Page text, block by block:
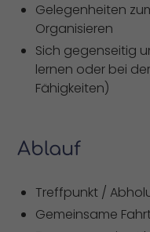
Gelegenheiten
Organisieren
Sich gegenseitig
lernen oder bei
Fähigkeiten)
Ablauf
Treffpunkt /
Gemeinsame